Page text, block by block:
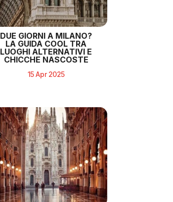
DUE GIORNI A MILANO?
LA GUIDA COOL TRA
LUOGHI ALTERNATIVI E
CHICCHE NASCOSTE
15 Apr 2025